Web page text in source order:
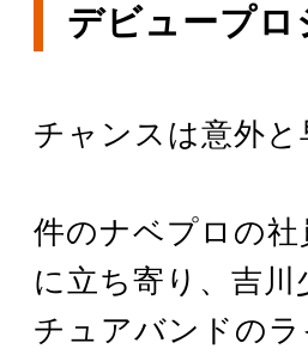
デビュープロ
チャンスは意外
件のナベプロの
に立ち寄り、吉
チュアバンドの